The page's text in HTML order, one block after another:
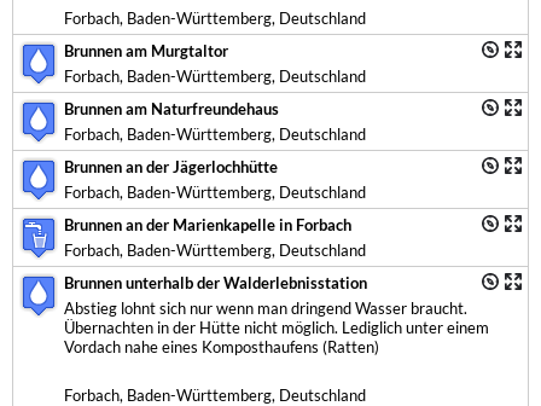
Forbach, Baden-Württemberg, Deutschland
Brunnen am Murgtaltor
Forbach, Baden-Württemberg, Deutschland
Brunnen am Naturfreundehaus
Forbach, Baden-Württemberg, Deutschland
Brunnen an der Jägerlochhütte
Forbach, Baden-Württemberg, Deutschland
Brunnen an der Marienkapelle in Forbach
Forbach, Baden-Württemberg, Deutschland
Brunnen unterhalb der Walderlebnisstation
Abstieg lohnt sich nur wenn man dringend Wasser braucht.
Übernachten in der Hütte nicht möglich. Lediglich unter einem
Vordach nahe eines Komposthaufens (Ratten)
Forbach, Baden-Württemberg, Deutschland